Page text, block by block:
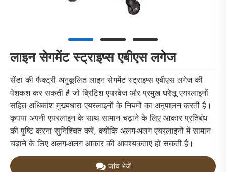
लाइन सेगमेंट स्ट्राइप्स एबीएस लगेज
सेंडा की फैक्ट्री अनुकूलित लाइन सेगमेंट स्ट्राइप्स एबीएस लगेज की
पेशकश कर सकती है जो ब्रिटिश एयरवेज और प्रमुख घरेलू एयरलाइनों
सहित अधिकांश मुख्यधारा एयरलाइनों के नियमों का अनुपालन करती है।
कृपया अपनी एयरलाइन के साथ सामान चढ़ाने के लिए आकार प्रतिबंध
की पुष्टि करना सुनिश्चित करें, क्योंकि अलग-अलग एयरलाइनों में सामान
चढ़ाने के लिए अलग-अलग आकार की आवश्यकताएं हो सकती हैं।
जांच भेजें